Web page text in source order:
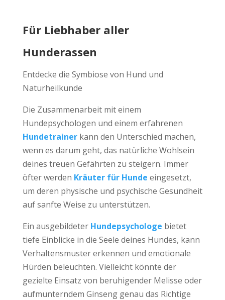
Für Liebhaber aller
Hunderassen
Entdecke die Symbiose von Hund und
Naturheilkunde
Die Zusammenarbeit mit einem
Hundepsychologen und einem erfahrenen
Hundetrainer kann den Unterschied machen,
wenn es darum geht, das natürliche Wohlsein
deines treuen Gefährten zu steigern. Immer
öfter werden Kräuter für Hunde eingesetzt,
um deren physische und psychische Gesundheit
auf sanfte Weise zu unterstützen.
Ein ausgebildeter Hundepsychologe bietet
tiefe Einblicke in die Seele deines Hundes, kann
Verhaltensmuster erkennen und emotionale
Hürden beleuchten. Vielleicht könnte der
gezielte Einsatz von beruhigender Melisse oder
aufmunterndem Ginseng genau das Richtige